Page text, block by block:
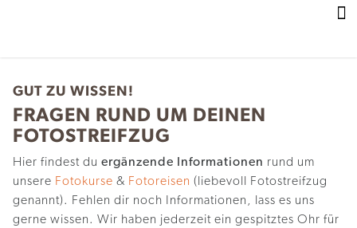
GUT ZU WISSEN!
FRAGEN RUND UM DEINEN
FOTOSTREIFZUG
Hier findest du ergänzende Informationen rund um
unsere Fotokurse & Fotoreisen (liebevoll Fotostreifzug
genannt). Fehlen dir noch Informationen, lass es uns
gerne wissen. Wir haben jederzeit ein gespitztes Ohr für